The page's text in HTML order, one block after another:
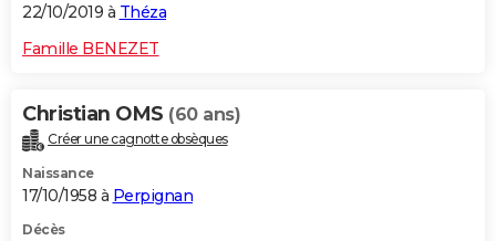
22/10/2019 à Théza
Famille BENEZET
Christian OMS (60 ans)
Créer une cagnotte obsèques
Naissance
17/10/1958 à Perpignan
Décès